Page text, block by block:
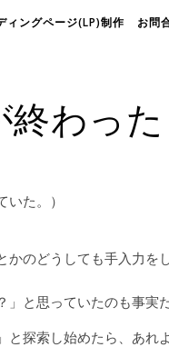
ィングページ(LP)制作 お問
終わった
た。）
のどうしても手入力を
と思っていたのも事実だ
探索し始めたら、あれ